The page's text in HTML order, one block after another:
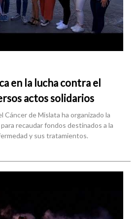
en la lucha contra el
actos solidarios
Cáncer de Mislata ha organizado la
recaudar fondos destinados a la
y sus tratamientos.